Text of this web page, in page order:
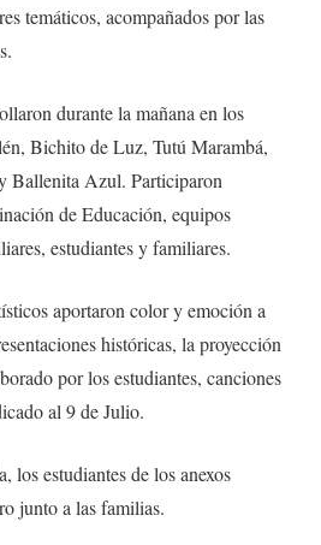
temáticos, acompañados por las
durante la mañana en los
Bichito de Luz, Tutú Marambá,
Ballenita Azul. Participaron
de Educación, equipos
estudiantes y familiares.
aportaron color y emoción a
históricas, la proyección
por los estudiantes, canciones
al 9 de Julio.
los estudiantes de los anexos
junto a las familias.